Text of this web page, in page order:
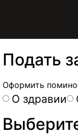
Подать
Оформить
О здравии